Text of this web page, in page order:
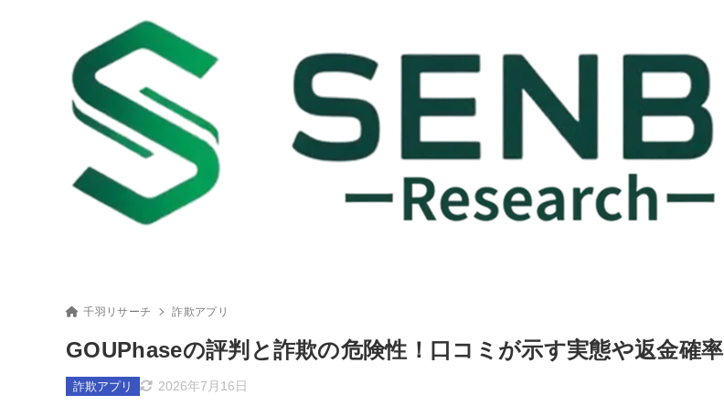
千羽リサーチ 詐欺アプリ
GOUPhaseの評判と詐欺の危険性！口コミが示す実態や返金確率
2026年7月16日
詐欺アプリ